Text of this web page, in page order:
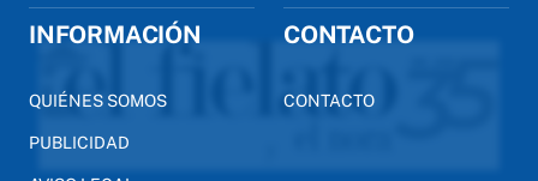
INFORMACIÓN
QUIÉNES SOMOS
PUBLICIDAD
CONTACTO
CONTACTO